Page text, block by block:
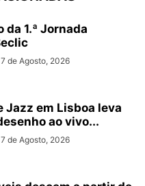
da 1.ª Jornada
7 de Agosto, 2026
Jazz em Lisboa leva
ao vivo...
7 de Agosto, 2026